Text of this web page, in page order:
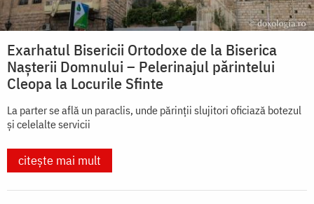
Exarhatul Bisericii Ortodoxe de la Biserica
Nașterii Domnului – Pelerinajul părintelui
Cleopa la Locurile Sfinte
La parter se află un paraclis, unde părinții slujitori oficiază botezul
și celelalte servicii
citește mai mult